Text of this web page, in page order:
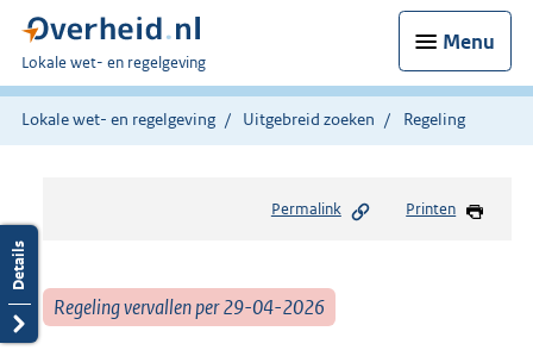
Menu
U
bent
hier:
Lokale wet- en regelgeving
Lokale wet- en regelgeving Uitgebreid zoeken Regeling
Permalink Printen
Regeling vervallen per 29-04-2026